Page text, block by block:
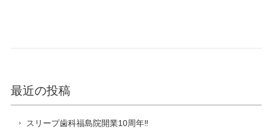
最近の投稿
スリープ歯科福島院開業10周年‼️